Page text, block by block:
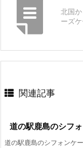
北国
ーズ
関連記事
道の駅鹿島のシフ
道の駅鹿島のシフォンケ